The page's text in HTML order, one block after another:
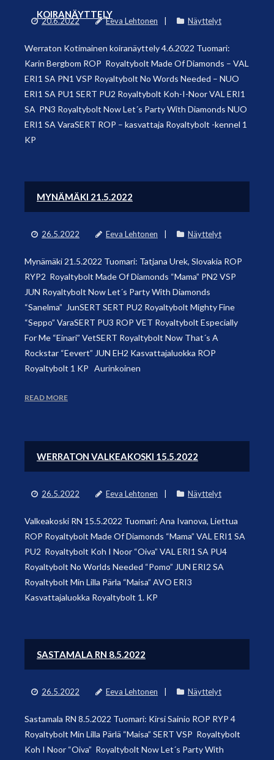
KOIRANÄYTTELY
20.6.2022 Eeva Lehtonen Näyttelyt
Werraton Kotimainen koiranäyttely 4.6.2022 Tuomari:
Karin Bergbom ROP Royaltybolt Made Of Diamonds – VAL
ERI1 SA PN1 VSP Royaltybolt No Words Needed – NUO
ERI1 SA PU1 SERT PU2 Royaltybolt Koh-I-Noor VAL ERI1
SA PN3 Royaltybolt Now Let´s Party With Diamonds NUO
ERI1 SA VaraSERT ROP – kasvattaja Royaltybolt -kennel 1
KP
MYNÄMÄKI 21.5.2022
26.5.2022 Eeva Lehtonen Näyttelyt
Mynämäki 21.5.2022 Tuomari: Tatjana Urek, Slovakia ROP
RYP2 Royaltybolt Made Of Diamonds “Mama” PN2 VSP
JUN Royaltybolt Now Let´s Party With Diamonds
“Sanelma” JunSERT SERT PU2 Royaltybolt Mighty Fine
“Seppo” VaraSERT PU3 ROP VET Royaltybolt Especially
For Me “Einari” VetSERT Royaltybolt Now That´s A
Rockstar “Eevert” JUN EH2 Kasvattajaluokka ROP
Royaltybolt 1 KP Aurinkoinen
READ MORE
WERRATON VALKEAKOSKI 15.5.2022
26.5.2022 Eeva Lehtonen Näyttelyt
Valkeakoski RN 15.5.2022 Tuomari: Ana Ivanova, Liettua
ROP Royaltybolt Made Of Diamonds “Mama” VAL ERI1 SA
PU2 Royaltybolt Koh I Noor “Oiva” VAL ERI1 SA PU4
Royaltybolt No Worlds Needed “Pomo” JUN ERI2 SA
Royaltybolt Min Lilla Pärla “Maisa” AVO ERI3
Kasvattajaluokka Royaltybolt 1. KP
SASTAMALA RN 8.5.2022
26.5.2022 Eeva Lehtonen Näyttelyt
Sastamala RN 8.5.2022 Tuomari: Kirsi Sainio ROP RYP 4
Royaltybolt Min Lilla Pärlä “Maisa” SERT VSP Royaltybolt
Koh I Noor “Oiva” Royaltybolt Now Let´s Party With